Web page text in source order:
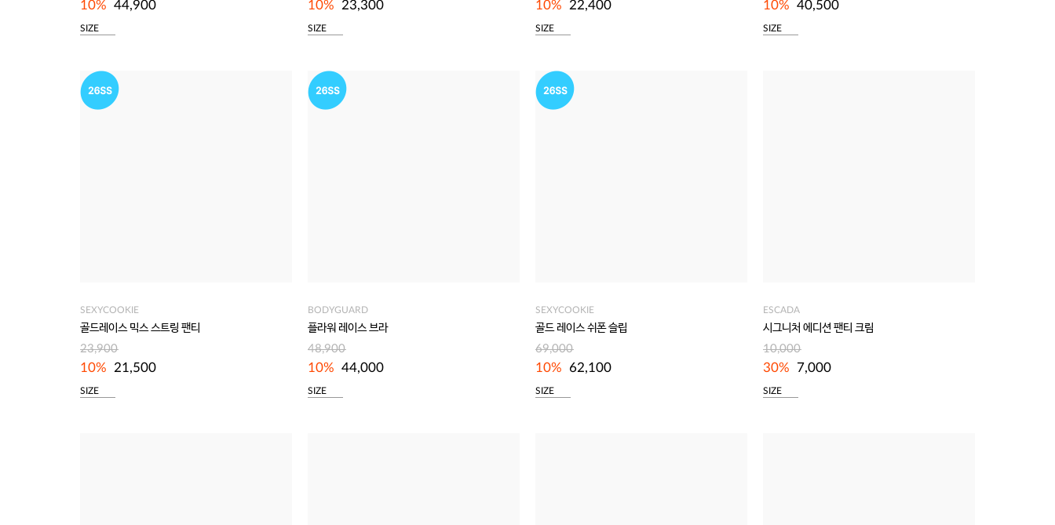
10% 44,900
SIZE
10% 23,300
SIZE
10% 22,400
SIZE
10% 40,500
SIZE
SEXYCOOKIE
골드레이스 믹스 스트링 팬티
23,900
10% 21,500
SIZE
BODYGUARD
플라워 레이스 브라
48,900
10% 44,000
SIZE
SEXYCOOKIE
골드 레이스 쉬폰 슬립
69,000
10% 62,100
SIZE
ESCADA
시그니처 에디션 팬티 크림
10,000
30% 7,000
SIZE